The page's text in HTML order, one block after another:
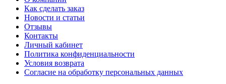
Как сделать заказ
Новости и статьи
Отзывы
Контакты
Личный кабинет
Политика конфиденциальности
Условия возврата
Согласие на обработку персональных данных